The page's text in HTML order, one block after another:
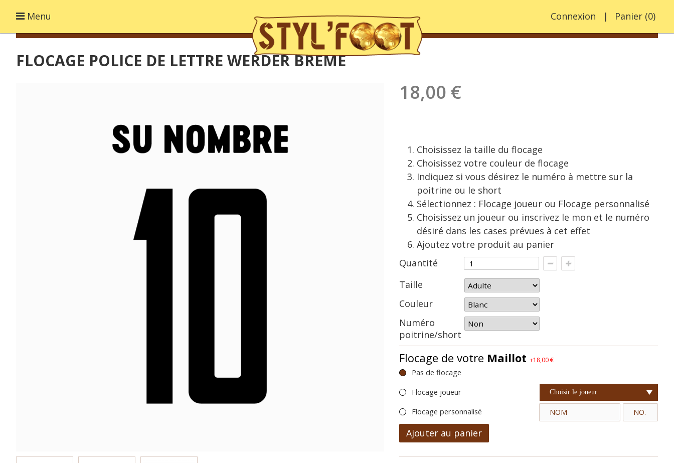
Panier (0)
Connexion
Menu
FLOCAGE POLICE DE LETTRE WERDER BREME
18,00 €
Choisissez la taille du flocage
Choisissez votre couleur de flocage
Indiquez si vous désirez le numéro à mettre sur la
poitrine ou le short
Sélectionnez : Flocage joueur ou Flocage personnalisé
Choisissez un joueur ou inscrivez le mon et le numéro
désiré dans les cases prévues à cet effet
Ajoutez votre produit au panier
Quantité
Taille
Couleur
Numéro
poitrine/short
Flocage de votre Maillot +18,00 €
Pas de flocage
Flocage joueur Choisir le joueur
Flocage personnalisé
Ajouter au panier